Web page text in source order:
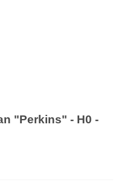
"Perkins" - H0 -